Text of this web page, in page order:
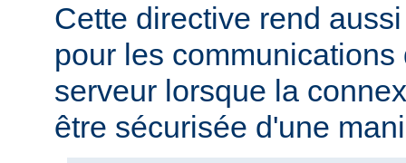
Cette directive rend
pour les communications
serveur lorsque la
être sécurisée d'une